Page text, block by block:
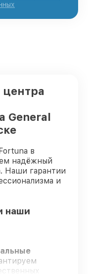
центра
General
в
надёжный
Наши гарантии
и
наши